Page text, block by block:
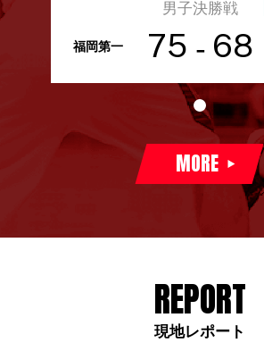
男子決勝戦
福岡第一 75 - 68
MORE
REPORT
現地レポート